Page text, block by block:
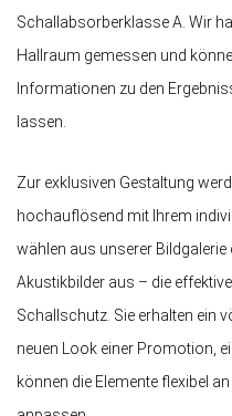
Schallabsorberklasse A. Wir
Hallraum gemessen und
Informationen zu den
lassen.
Zur exklusiven Gestaltung
hochauflösend mit Ihrem
wählen aus unserer
Akustikbilder aus – die
Schallschutz. Sie erhalten ein
neuen Look einer Promotion,
können die Elemente flexibel